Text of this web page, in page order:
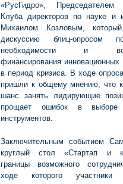
«РусГидро», Председателем
Клуба директоров по науке и
Михаилом Козловым,
дискуссию блиц-опросом
необходимости и
финансирования инновационных
в период кризиса. В ходе
пришли к общему мнению, что
шанс занять лидирующие
прощает ошибок в
инструментов.
Заключительным событием
круглый стол «Стартап и
границы возможного
ходе которого участники